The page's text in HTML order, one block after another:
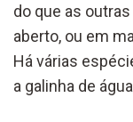
do que as
aberto, ou em
Há várias
a galinha de